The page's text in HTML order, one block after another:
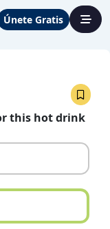
Únete Gratis
this hot drink